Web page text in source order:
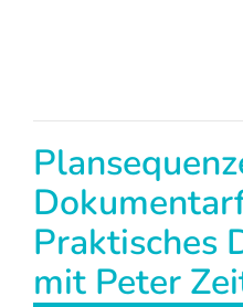
Praktisches
mit Peter